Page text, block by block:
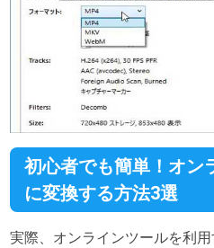
初心者でも簡単！オン
に変換する方法3選
実際、オンラインツールを利